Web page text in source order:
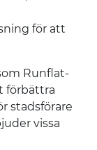
för att
Runflat-
förbättra
stadsförare
vissa